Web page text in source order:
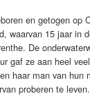
en getogen op
waarvan 15 jaar in
De
gaf ze aan heel
haar man van hun
proberen te leven.